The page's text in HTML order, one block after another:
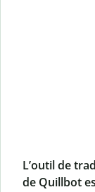
L’outil de
de Quillbot